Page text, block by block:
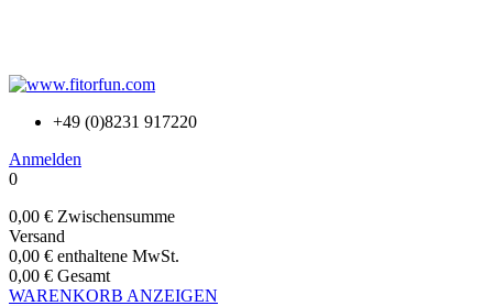
+49 (0)8231 917220
Anmelden
0
0,00 € Zwischensumme
Versand
0,00 € enthaltene MwSt.
0,00 € Gesamt
WARENKORB ANZEIGEN